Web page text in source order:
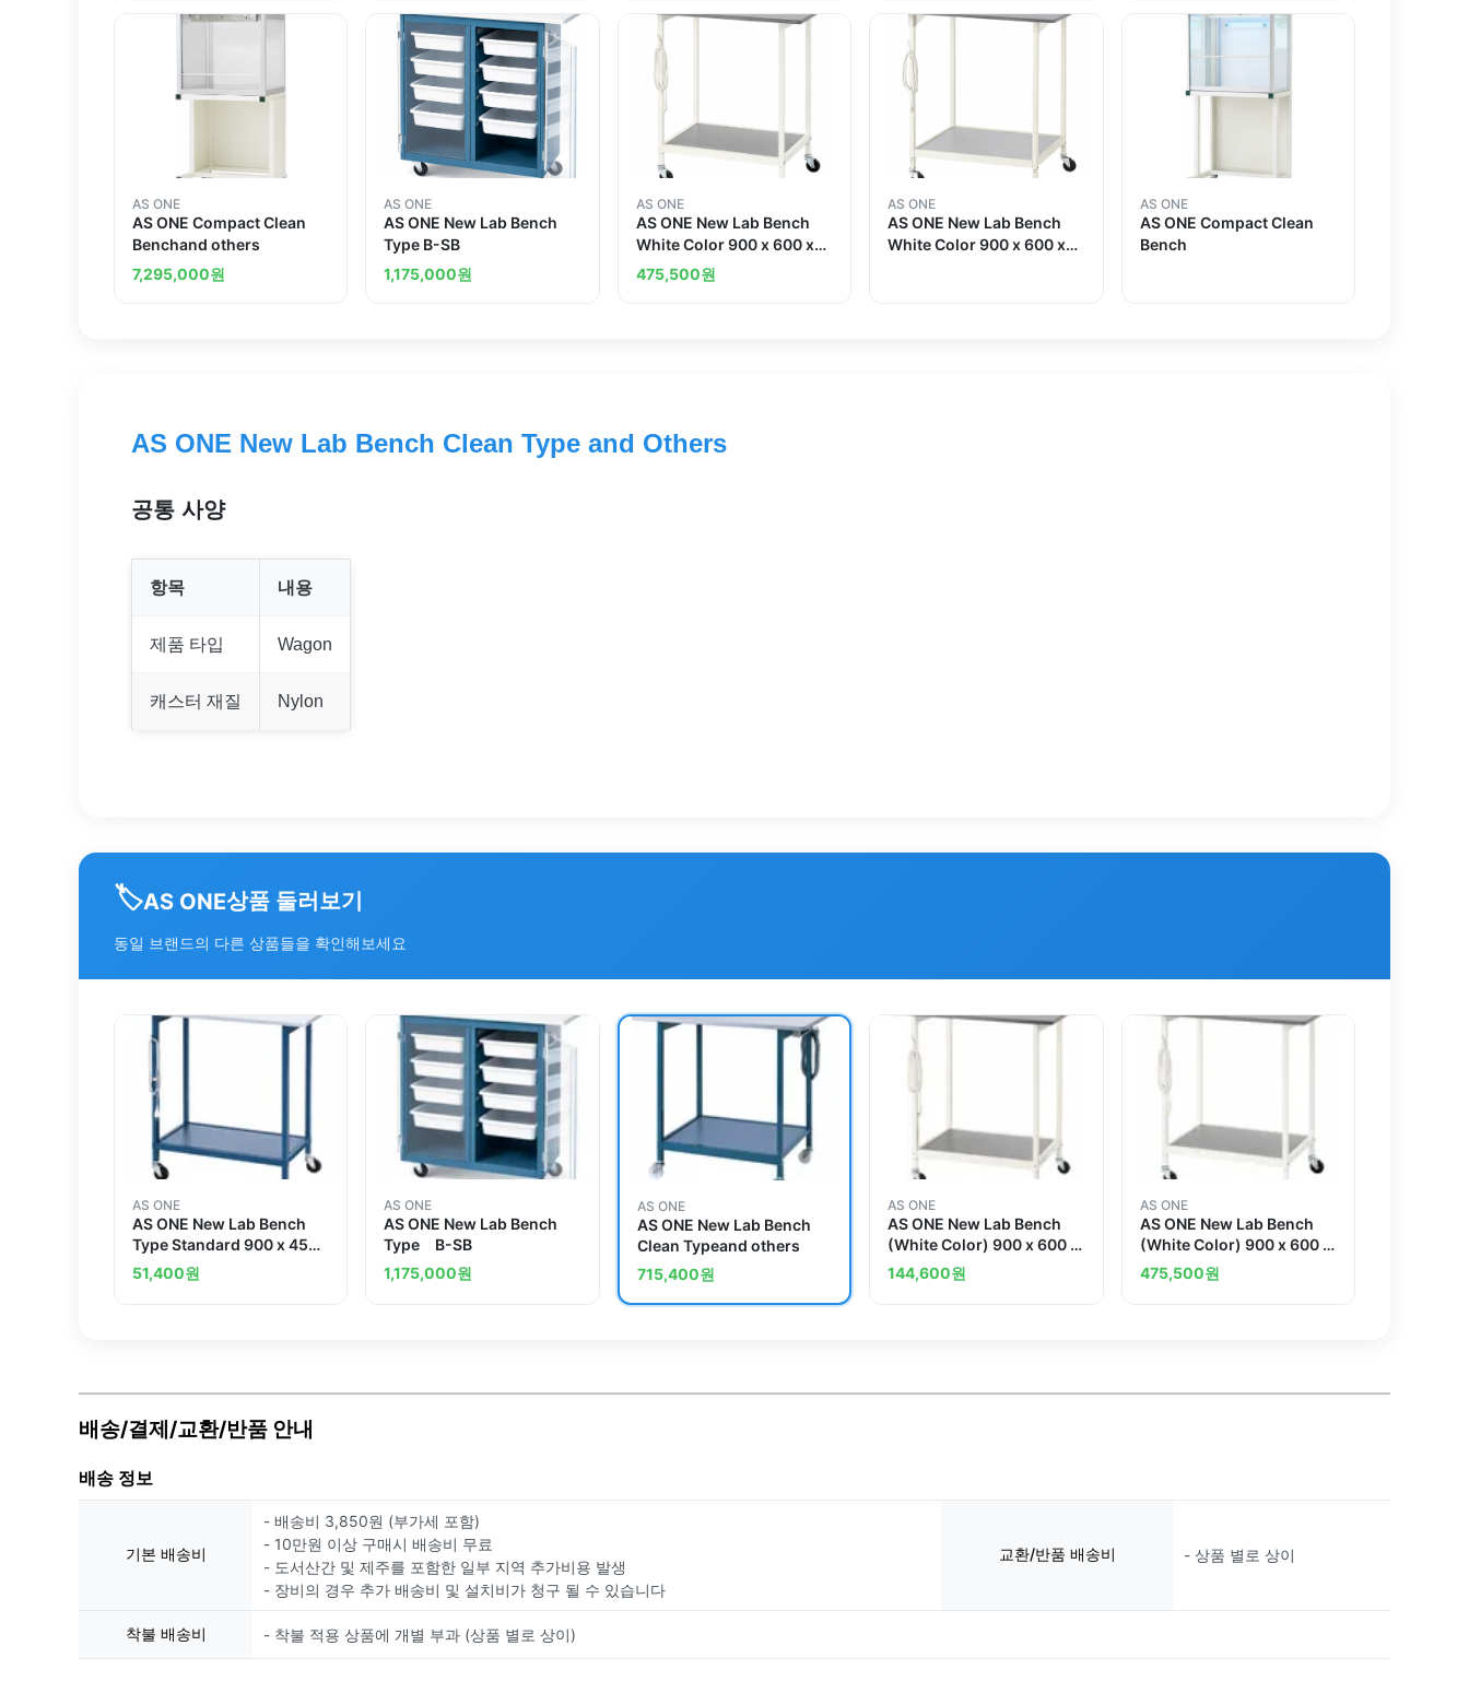
AS ONE
AS ONE Compact Clean
Benchand others
7,295,000원
AS ONE
AS ONE New Lab Bench
Type B-SB
1,175,000원
AS ONE
AS ONE New Lab Bench
White Color 900 x 600 x
800 Standardand others
475,500원
AS ONE
AS ONE New Lab Bench
White Color 900 x 600 x
AS ONE
AS ONE Compact Clean
Bench
AS ONE New Lab Bench Clean Type and Others
공통 사양
항목 내용
제품 타입 Wagon
캐스터 재질 Nylon
🏷️AS ONE상품 둘러보기
동일 브랜드의 다른 상품들을 확인해보세요
AS ONE
AS ONE New Lab Bench
Type Standard 900 x 450
x 800mmand others
51,400원
AS ONE
AS ONE New Lab Bench
Type B-SB
1,175,000원
AS ONE
AS ONE New Lab Bench
Clean Typeand others
715,400원
AS ONE
AS ONE New Lab Bench
(White Color) 900 x 600 x
850 Standardand others
144,600원
AS ONE
AS ONE New Lab Bench
(White Color) 900 x 600 x
800 Standardand others
475,500원
배송/결제/교환/반품 안내
배송 정보
기본 배송비
- 배송비 3,850원 (부가세 포함)
- 10만원 이상 구매시 배송비 무료
- 도서산간 및 제주를 포함한 일부 지역 추가비용 발생
- 장비의 경우 추가 배송비 및 설치비가 청구 될 수 있습니다
교환/반품 배송비 - 상품 별로 상이
착불 배송비 - 착불 적용 상품에 개별 부과 (상품 별로 상이)